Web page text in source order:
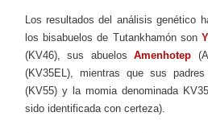
Los resultados del análisis genético
los bisabuelos de Tutankhamón son
(KV46), sus abuelosAmenhotep
(KV35EL), mientras que sus
(KV55) y la momia denominada
sido identificada con certeza).